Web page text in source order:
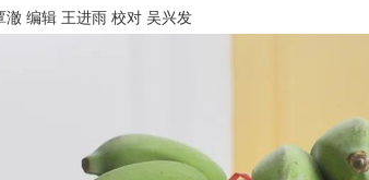
编辑 王进雨 校对 吴兴发